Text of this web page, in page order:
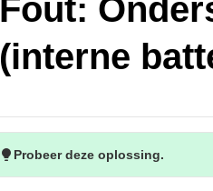
Fout:
(interne
Probeer deze oplossing.